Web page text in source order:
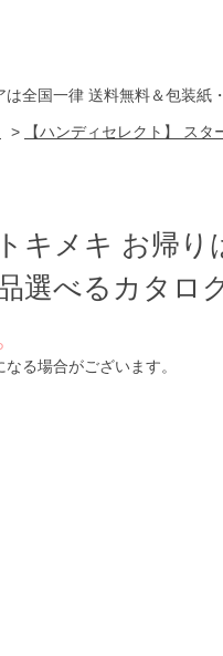
全国一律 送料無料＆包装紙
> 【ハンディセレクト】 スタ
キメキ お帰り
選べるカタロ
る場合がございます。